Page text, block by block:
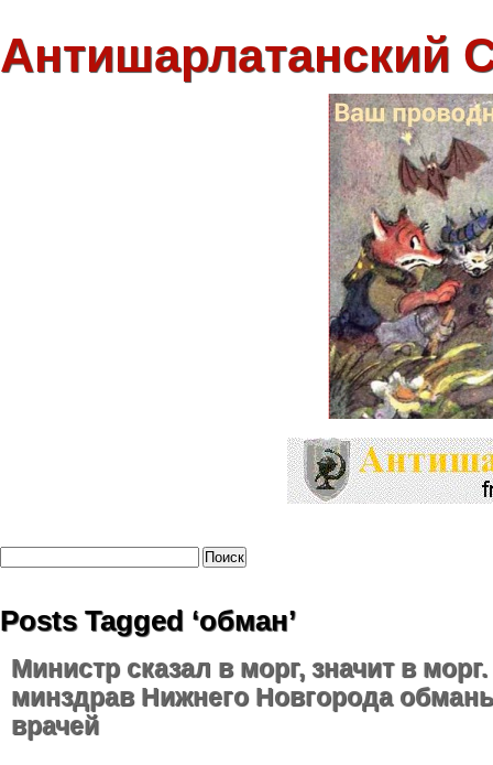
Антишарлатанский
Posts Tagged ‘обман’
Министр сказал в морг, значит в морг.
минздрав Нижнего Новгорода
врачей